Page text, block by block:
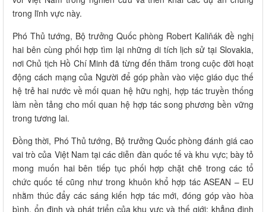
trong lĩnh vực này.
Phó Thủ tướng, Bộ trưởng Quốc phòng Robert Kaliňák đề nghị
hai bên cùng phối hợp tìm lại những di tích lịch sử tại Slovakia,
nơi Chủ tịch Hồ Chí Minh đã từng đến thăm trong cuộc đời hoạt
động cách mạng của Người để góp phần vào việc giáo dục thế
hệ trẻ hai nước về mối quan hệ hữu nghị, hợp tác truyền thống
làm nền tảng cho mối quan hệ hợp tác song phương bền vững
trong tương lai.
Đồng thời, Phó Thủ tướng, Bộ trưởng Quốc phòng đánh giá cao
vai trò của Việt Nam tại các diễn đàn quốc tế và khu vực; bày tỏ
mong muốn hai bên tiếp tục phối hợp chặt chẽ trong các tổ
chức quốc tế cũng như trong khuôn khổ hợp tác ASEAN – EU
nhằm thúc đẩy các sáng kiến hợp tác mới, đóng góp vào hòa
bình, ổn định và phát triển của khu vực và thế giới; khẳng định